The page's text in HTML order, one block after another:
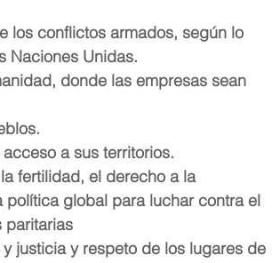
los conflictos armados, según lo
Naciones Unidas.
donde las empresas sean
a sus territorios.
fertilidad, el derecho a la
global para luchar contra el
paritarias
justicia y respeto de los lugares de